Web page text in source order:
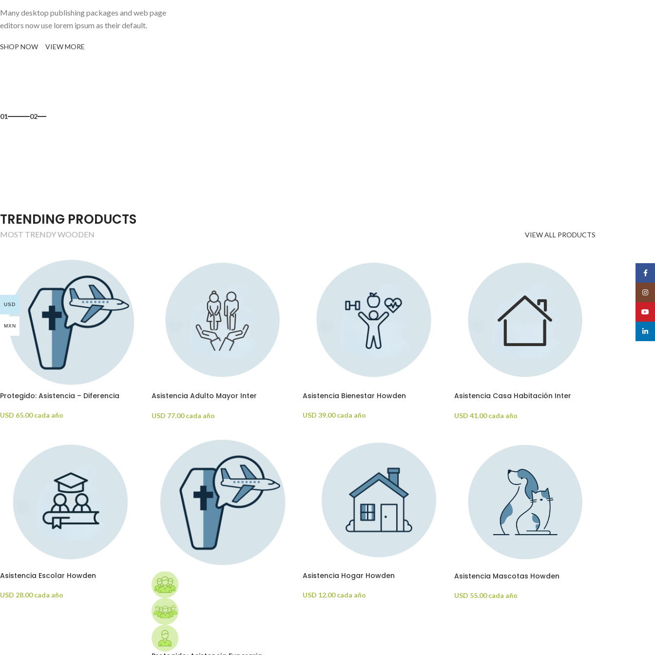
Many desktop publishing packages and web page
editors now use lorem ipsum as their default.
SHOP NOW VIEW MORE
01 02
TRENDING PRODUCTS
MOST TRENDY WOODEN VIEW ALL PRODUCTS
Protegido: Asistencia – Diferencia
USD 65.00cada año
Asistencia Adulto Mayor Inter
USD 77.00cada año
Asistencia Bienestar Howden
USD 39.00cada año
Asistencia Casa Habitación Inter
USD 41.00cada año
Asistencia Escolar Howden
USD 28.00cada año
Asistencia Hogar Howden
USD 12.00cada año
Asistencia Mascotas Howden
USD 55.00cada año
USD
MXN